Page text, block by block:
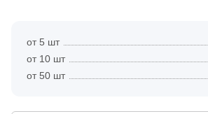
от 5 шт
от 10 шт
от 50 шт